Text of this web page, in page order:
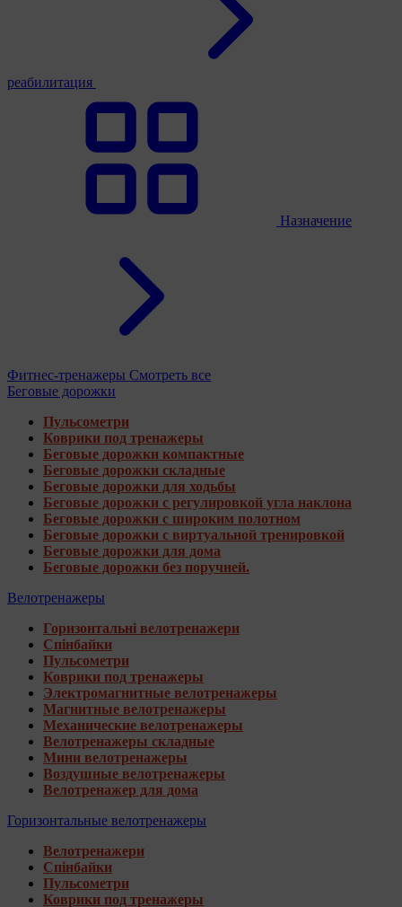
реабилитация
Назначение
Фитнес-тренажеры Смотреть все
Беговые дорожки
Пульсометри
Коврики под тренажеры
Беговые дорожки компактные
Беговые дорожки складные
Беговые дорожки для ходьбы
Беговые дорожки с регулировкой угла наклона
Беговые дорожки с широким полотном
Беговые дорожки с виртуальной тренировкой
Беговые дорожки для дома
Беговые дорожки без поручней.
Велотренажеры
Горизонтальні велотренажери
Спінбайки
Пульсометри
Коврики под тренажеры
Электромагнитные велотренажеры
Магнитные велотренажеры
Механические велотренажеры
Велотренажеры складные
Мини велотренажеры
Воздушные велотренажеры
Велотренажер для дома
Горизонтальные велотренажеры
Велотренажери
Спінбайки
Пульсометри
Коврики под тренажеры